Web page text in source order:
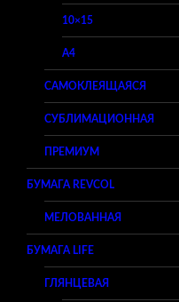
10×15
A4
САМОКЛЕЯЩАЯСЯ
СУБЛИМАЦИОННАЯ
ПРЕМИУМ
БУМАГА REVCOL
МЕЛОВАННАЯ
БУМАГА LIFE
ГЛЯНЦЕВАЯ